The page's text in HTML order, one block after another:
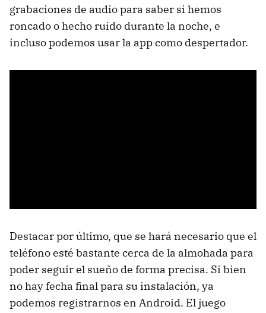
grabaciones de audio para saber si hemos
roncado o hecho ruido durante la noche, e
incluso podemos usar la app como despertador.
Destacar por último, que se hará necesario que el
teléfono esté bastante cerca de la almohada para
poder seguir el sueño de forma precisa. Si bien
no hay fecha final para su instalación, ya
podemos registrarnos en Android. El juego